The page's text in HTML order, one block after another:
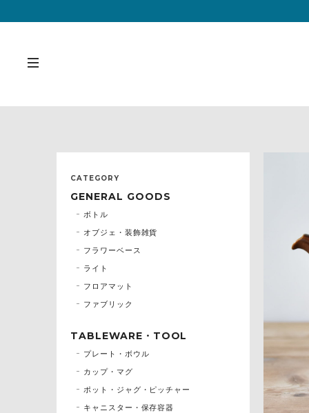
CATEGORY
GENERAL GOODS
ボトル
オブジェ・装飾雑貨
フラワーベース
ライト
フロアマット
ファブリック
TABLEWARE・TOOL
プレート・ボウル
カップ・マグ
ポット・ジャグ・ピッチャー
キャニスター・保存容器